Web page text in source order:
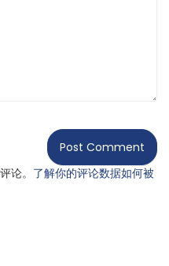
论。 了解你的评论数据如何被